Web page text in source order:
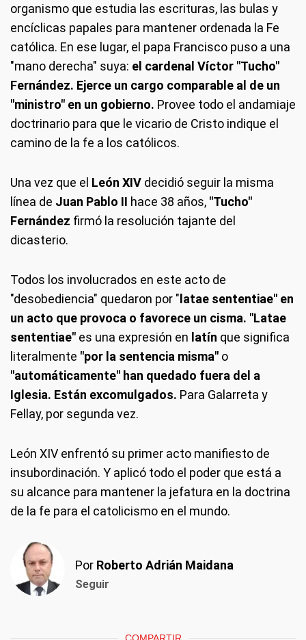
organismo que estudia las escrituras, las bulas y
encíclicas papales para mantener ordenada la Fe
católica. En ese lugar, el papa Francisco puso a una
"mano derecha" suya: el cardenal Víctor "Tucho"
Fernández. Ejerce un cargo comparable al de un
"ministro" en un gobierno. Provee todo el andamiaje
doctrinario para que le vicario de Cristo indique el
camino de la fe a los católicos.
Una vez que el León XIV decidió seguir la misma
línea de Juan Pablo II hace 38 años, "Tucho"
Fernández firmó la resolución tajante del
dicasterio.
Todos los involucrados en este acto de
"desobediencia" quedaron por "latae sententiae" en
un acto que provoca o favorece un cisma. "Latae
sententiae" es una expresión en latín que significa
literalmente "por la sentencia misma" o
"automáticamente" han quedado fuera del a
Iglesia. Están excomulgados. Para Galarreta y
Fellay, por segunda vez.
León XIV enfrentó su primer acto manifiesto de
insubordinación. Y aplicó todo el poder que está a
su alcance para mantener la jefatura en la doctrina
de la fe para el catolicismo en el mundo.
Por Roberto Adrián Maidana
Seguir
COMPARTIR